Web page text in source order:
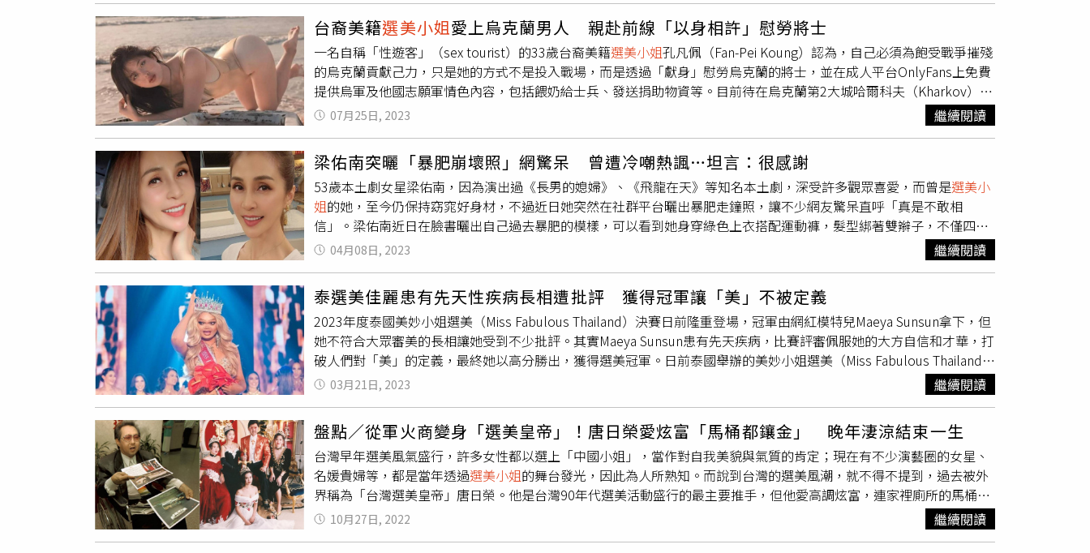
血性格」。據報導，托馬斯供稱因害怕失去孩子、房產與公司，情緒失控才犯案。兩人2017年結婚，育有一對子女，案
發前婚姻已現裂痕，喬克西莫維奇生前曾因家暴報警，並透露有意離婚但「十分害怕對方」。喬克西莫維奇擁有塞爾維
亞血統，2008年入圍《瑞士小姐》（Miss Switzerland）決賽，曾獲得「瑞士西北小姐」稱號。之後轉任走秀教練，曾
指導模特兒馮明妮（Dominique Rinderknecht）參加2013年環球小姐（Miss Universe）選拔。目前案件已進入司法程
序，惟法院尚未排定開庭日期，托馬斯仍遭拘押中。克莉絲蒂娜與丈夫合照，如今丈夫遭控涉嫌殺害並肢解其遺體，引
發社會震驚。（圖／翻攝自X，@nypost）
子女，全家的生活富裕，經常搭機去巴哈馬群島度假。不過，隨著琳賽後來愛上泰倫斯，此段地下戀情很快就被羅伯特
發現，他便率先提出離婚，2人自此分居。意外的是，巴哈馬警方當地時間7月16日，調查大瓜納島（Great Guana
Cay）某餐廳的入室強盜案件，卻在一台手機的WhatsApp軟體發現琳賽、泰倫斯、法倫密謀討論殺害羅伯特的訊息。孰
料，此案曝光之前，琳賽除了時常在Instagram秀出全家合影，還曾發文隔空喊話羅伯特，「很感謝13年前的健身課程
讓我們在一起，也是那時開始，我們創造了所有的愛、歡笑和生活。」另外，警方雖然尚未對外說明，琳賽、泰倫斯、
法倫的確切犯案動機、手機是誰所有，但3人已遭逮捕並被轉送巴哈馬拿索（Nassau），當地法院28日首度針對此案開
台裔美籍選美小姐愛上烏克蘭男人 親赴前線「以身相許」慰勞將士
一名自稱「性遊客」（sex tourist）的33歲台裔美籍選美小姐孔凡佩（Fan-Pei Koung）認為，自己必須為飽受戰爭摧殘
的烏克蘭貢獻己力，只是她的方式不是投入戰場，而是透過「獻身」慰勞烏克蘭的將士，並在成人平台OnlyFans上免費
提供烏軍及他國志願軍情色內容，包括餵奶給士兵、發送捐助物資等。目前待在烏克蘭第2大城哈爾科夫（Kharkov）的
她聲稱，希望藉此提振烏軍士氣。據英國《每日郵報》的報導，來自德州（Texas）休士頓（Houston）的孔凡佩曾贏得
NASA太空健康挑戰賽，並在2015年參加過美國台灣小姐選美比賽（Miss Taiwanese American pageant），過去5年她則
在美國加州奧克蘭（Oakland）從事兒童相關工作。2022年11月，她毅然決然地放棄了美國的生活，遠赴烏克蘭西部大
城利沃夫（Lviv），並在婦女庇護所及孤兒院擔任志工。直到2023年2月，即俄烏戰爭爆發後1年，孔凡佩隻身一人搬到
烏克蘭首都基輔（Kyiv），隨後又親赴頓巴斯地區，並在此期間認識了不少烏克蘭男人，甚至還與健身教練、發電廠員
工、無人機操作員等男子建立親密關係。孔凡佩坦言自己對男人的標準有點高，「因為我想要有個能夠照顧自己，同時
又可以為他人著想的男人，他們（美國人）沒有一個符合我的標準，而烏克蘭男人不一樣，他們對待我就像對待嬰兒一
樣。他們知道我想要什麼，我一生中從未被男人這樣呵護過。」例如，那位健身教練就在停電期間，幫她扛著23公斤重
的行李箱爬到13樓。因此，孔凡佩從原先的運送物資，轉而擴大服務「療癒」辛苦作戰的烏克蘭男人，甚至還服侍在烏
克蘭作戰的外國士兵，她也感嘆「人們不會在意戰爭期間人民有無性需求」。然而，孔凡佩的言行也招致許多國外志願
軍的批評，甚至還被嘲諷「妳想在亂葬崗拍A片嗎？」但她表示自己只想鼓舞在烏克蘭戰場上奮戰的士兵，不會在意這
些無意義的批評。孔凡佩也坦言，自己的IG原先有5萬粉絲，自從不斷發布烏克蘭的相關內容後，便掉了5000多粉，
「因為我從一個性感網紅，變成不停談論烏克蘭議題的性感網紅。」 View this post on Instagram A post shared by
Фан-Пеї «ЇЇ»🇺🇦🇹🇼🇺🇸 (@modeltechie)
07月25日, 2023 繼續閱讀
梁佑南突曬「暴肥崩壞照」網驚呆 曾遭冷嘲熱諷…坦言：很感謝
53歲本土劇女星梁佑南，因為演出過《長男的媳婦》、《飛龍在天》等知名本土劇，深受許多觀眾喜愛，而曾是選美小
姐的她，至今仍保持窈窕好身材，不過近日她突然在社群平台曬出暴肥走鐘照，讓不少網友驚呆直呼「真是不敢相
信」。梁佑南近日在臉書曬出自己過去暴肥的模樣，可以看到她身穿綠色上衣搭配運動褲，髮型綁著雙辮子，不僅四肢
較腫，臉蛋也相當圓潤，她也在文中寫道，「勇敢的面對我的過去！呵呵！誰沒胖過」。女星梁佑南曬暴肥照。（圖／
翻攝梁佑南臉書）貼文曝光後，不少網友紛紛留言驚呼「真是不敢相信」、「真假？」、「這是幾公斤？」梁佑南也透
以我感謝那些難聽話」。
04月08日, 2023 繼續閱讀
泰選美佳麗患有先天性疾病長相遭批評 獲得冠軍讓「美」不被定義
2023年度泰國美妙小姐選美（Miss Fabulous Thailand）決賽日前隆重登場，冠軍由網紅模特兒Maeya Sunsun拿下，但
她不符合大眾審美的長相讓她受到不少批評。其實Maeya Sunsun患有先天疾病，比賽評審佩服她的大方自信和才華，打
破人們對「美」的定義，最終她以高分勝出，獲得選美冠軍。日前泰國舉辦的美妙小姐選美（Miss Fabulous Thailand）
由網紅模特兒Maeya Sunsun奪下后冠，她也獲得機會代表泰國參加2023世界小姐選美大賽，然而她不同於大眾審美的
的長相也引起熱議，許多人紛紛質疑她為何能打敗其他選美佳麗，也有人認為她跟「美」這個詞毫無關聯，認為比賽結
果有失公正。根據當地媒體報導，Maeya Sunsun原本性別是男性，患有先天性遺傳疾病「家族性外胚葉發育不良」，造
成她自出生起，就有雙眼間距過大、塌扁的大鼻子及厚唇等外貌特徵，一直以來都因外貌受到不少嘲笑，也讓Maeya
Sunsun十分自卑。直到變性之後，透過學習化妝和家人朋友的鼓勵，Maeya Sunsun越來越有自信，最後甚至成為一名
網紅模特兒。Maeya Sunsun患有先天性遺傳疾病，造成她雙眼間距過大、塌鼻子及厚唇。（圖／Maeya Sunsun IG）
泰國美妙小姐選美比賽一直以來提倡多元性及包容系的美，評審折服於她的自信與才華，最後Maeya Sunsun以高分打敗
其他選美小姐，成為泰國最「美」的女性，也打破大眾刻板印象，讓「美」不輕易被定義。
03月21日, 2023 繼續閱讀
盤點／從軍火商變身「選美皇帝」！唐日榮愛炫富「馬桶都鑲金」 晚年淒涼結束一生
台灣早年選美風氣盛行，許多女性都以選上「中國小姐」，當作對自我美貌與氣質的肯定；現在有不少演藝圈的女星、
名媛貴婦等，都是當年透過選美小姐的舞台發光，因此為人所熟知。而說到台灣的選美風潮，就不得不提到，過去被外
界稱為「台灣選美皇帝」唐日榮。他是台灣90年代選美活動盛行的最主要推手，但他愛高調炫富，連家裡廁所的馬桶都
整座鑲金，還跟選美佳麗鬧出感情糾紛，最後晚年生病、到處欠債，連病危要開刀，都找不到家人簽字，最後因腎衰竭
病逝，享年58歲。出生於大陸四川省的唐日榮，早年在國共內戰時期，隨父親唐毅來到台灣，後來畢業於師大附中、東
10月27日, 2022 繼續閱讀